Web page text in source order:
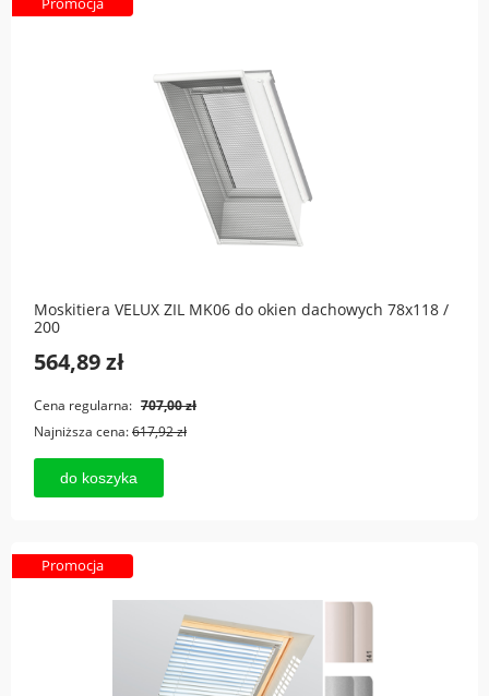
Moskitiera VELUX ZIL MK06 do okien dachowych 78x118 /
200
564,89 zł
Cena regularna: 707,00 zł
Najniższa cena:617,92 zł
do koszyka
Promocja